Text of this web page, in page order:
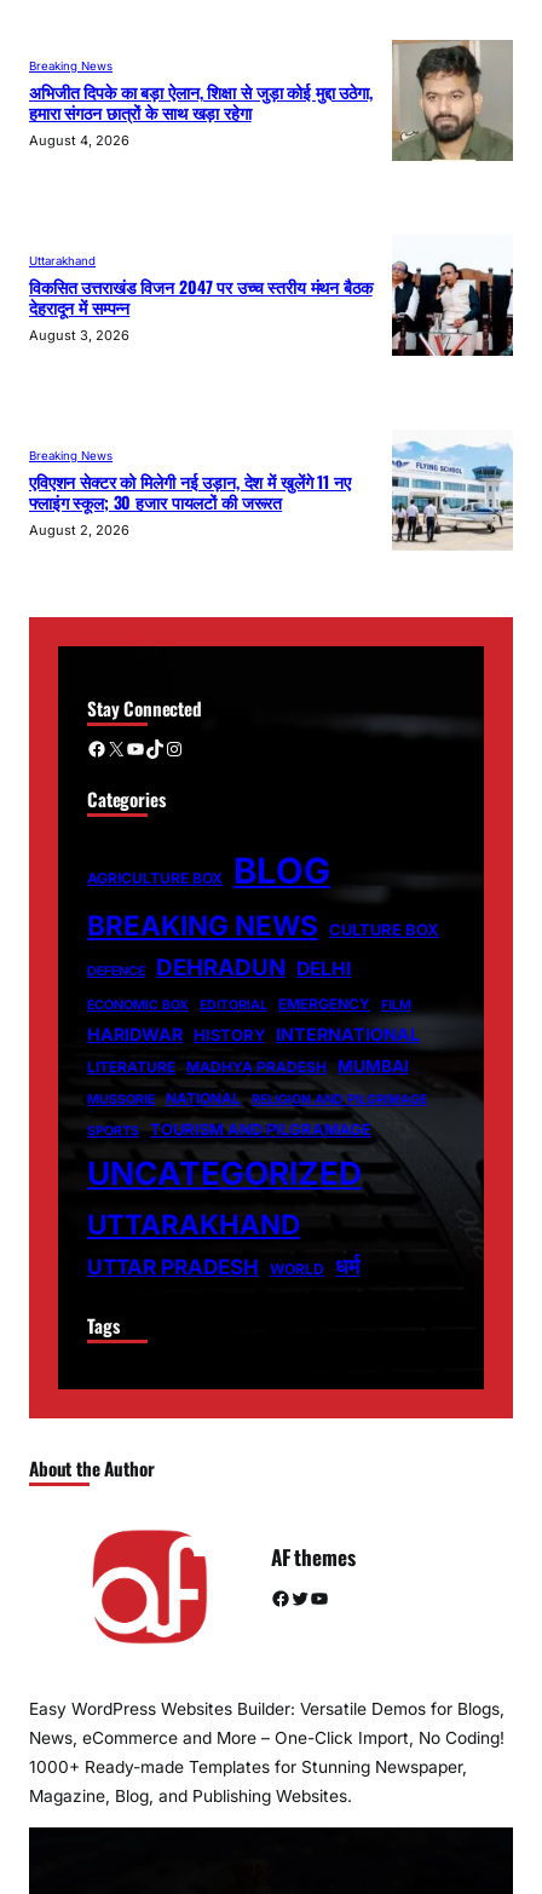
Breaking News
अभिजीत दिपके का बड़ा ऐलान, शिक्षा से जुड़ा कोई मुद्दा उठेगा,
हमारा संगठन छात्रों के साथ खड़ा रहेगा
August 4, 2026
Uttarakhand
विकसित उत्तराखंड विजन 2047 पर उच्च स्तरीय मंथन बैठक
देहरादून में सम्पन्न
August 3, 2026
Breaking News
एविएशन सेक्टर को मिलेगी नई उड़ान, देश में खुलेंगे 11 नए
फ्लाइंग स्कूल; 30 हजार पायलटों की जरूरत
August 2, 2026
Stay Connected
Facebook X YouTube TikTok Instagram
Categories
AGRICULTURE BOX BLOG
BREAKING NEWS CULTURE BOX
DEFENCE DEHRADUN DELHI
ECONOMIC BOX EDITORIAL EMERGENCY FILM
HARIDWAR HISTORY INTERNATIONAL
LITERATURE MADHYA PRADESH MUMBAI
MUSSORIE NATIONAL
RELIGION AND PILGRIMAGE
SPORTS
TOURISM AND PILGRAMAGE
UNCATEGORIZED
UTTARAKHAND
UTTAR PRADESH WORLD धर्म
Tags
About the Author
AF themes
Facebook Twitter YouTube
Easy WordPress Websites Builder: Versatile Demos for Blogs,
News, eCommerce and More – One-Click Import, No Coding!
1000+ Ready-made Templates for Stunning Newspaper,
Magazine, Blog, and Publishing Websites.